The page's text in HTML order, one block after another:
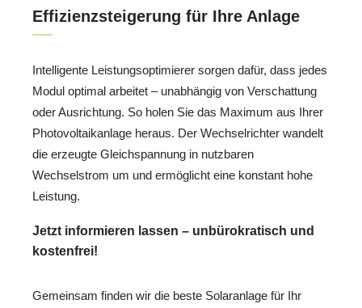
Effizienzsteigerung für Ihre Anlage
Intelligente Leistungsoptimierer sorgen dafür, dass jedes
Modul optimal arbeitet – unabhängig von Verschattung
oder Ausrichtung. So holen Sie das Maximum aus Ihrer
Photovoltaikanlage heraus. Der Wechselrichter wandelt
die erzeugte Gleichspannung in nutzbaren
Wechselstrom um und ermöglicht eine konstant hohe
Leistung.
Jetzt informieren lassen – unbürokratisch und
kostenfrei!
Gemeinsam finden wir die beste Solaranlage für Ihr